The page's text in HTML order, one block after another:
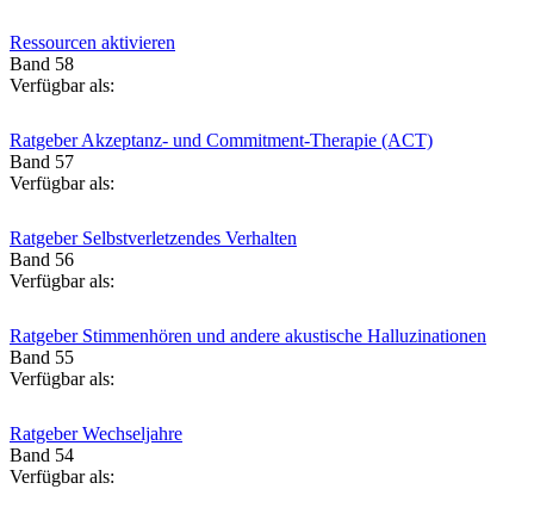
Ressourcen aktivieren
Band 58
Verfügbar als:
Ratgeber Akzeptanz- und Commitment-Therapie (ACT)
Band 57
Verfügbar als:
Ratgeber Selbstverletzendes Verhalten
Band 56
Verfügbar als:
Ratgeber Stimmenhören und andere akustische Halluzinationen
Band 55
Verfügbar als:
Ratgeber Wechseljahre
Band 54
Verfügbar als: